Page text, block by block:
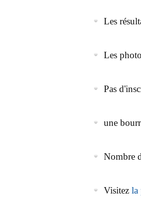
Les
Les
Pas
une
Nombre
Visitez la